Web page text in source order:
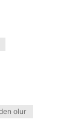
olur